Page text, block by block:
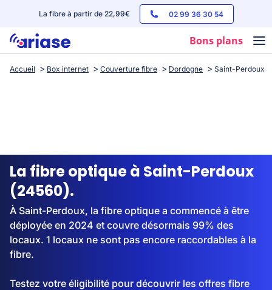
La fibre à partir de 22,99€ 02 99 36 30 54
Bons plans
Box internet
Streaming
Accueil Box internet Couverture fibre Dordogne Saint-Perdoux
La fibre optique à Saint-Perdoux
(24560).
À Saint-Perdoux, la fibre optique a commencé à être
déployée en 2024 et couvre désormais 99% des
locaux. 1 locaux ne sont pas encore raccordables à la
fibre.
Testez votre éligibilité pour découvrir les offres fibre